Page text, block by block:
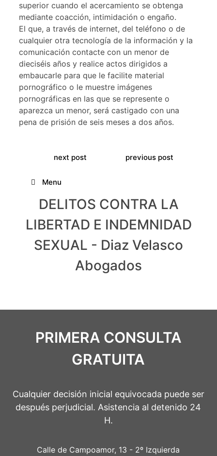
superior cuando el acercamiento se obtenga
mediante coacción, intimidación o engaño.
El que, a través de internet, del teléfono o de
cualquier otra tecnología de la información y la
comunicación contacte con un menor de
dieciséis años y realice actos dirigidos a
embaucarle para que le facilite material
pornográfico o le muestre imágenes
pornográficas en las que se represente o
aparezca un menor, será castigado con una
pena de prisión de seis meses a dos años.
previous post
next post
Menu
DELITOS CONTRA LA
LIBERTAD E INDEMNIDAD
SEXUAL - Diaz Velasco
Abogados
PRIMERA CONSULTA
GRATUITA
Cualquier decisión inicial equivocada puede ser
después perjudicial. Asistencia al detenido 24
H.
Calle de Campoamor, 13 - 2º Izquierda